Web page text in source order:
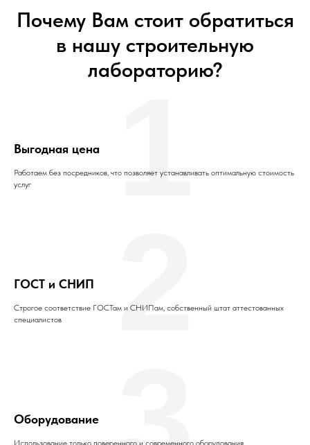
Почему Вам стоит обратиться
в нашу строительную
лабораторию?
Выгодная цена
Работаем без посредников, что позволяет устанавливать оптимальную стоимость
услуг
1
ГОСТ и СНИП
Строгое соответствие ГОСТам и СНИПам, собственный штат аттестованных
специалистов
2
Оборудование